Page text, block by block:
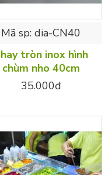
Mã sp: dia-CN40
tròn inox hình
chùm nho 40cm
35.000đ